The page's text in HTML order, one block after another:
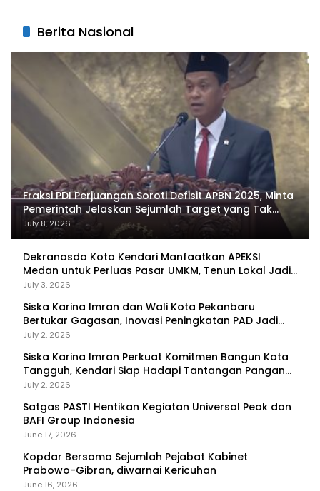
Berita Nasional
Fraksi PDI Perjuangan Soroti Defisit APBN 2025, Minta
Pemerintah Jelaskan Sejumlah Target yang Tak
Tercapai
July 8, 2026
Dekranasda Kota Kendari Manfaatkan APEKSI
Medan untuk Perluas Pasar UMKM, Tenun Lokal Jadi
Primadona
July 3, 2026
Siska Karina Imran dan Wali Kota Pekanbaru
Bertukar Gagasan, Inovasi Peningkatan PAD Jadi
Fokus Diskusi
July 2, 2026
Siska Karina Imran Perkuat Komitmen Bangun Kota
Tangguh, Kendari Siap Hadapi Tantangan Pangan
dan Bencana
July 2, 2026
Satgas PASTI Hentikan Kegiatan Universal Peak dan
BAFI Group Indonesia
June 17, 2026
Kopdar Bersama Sejumlah Pejabat Kabinet
Prabowo-Gibran, diwarnai Kericuhan
June 16, 2026